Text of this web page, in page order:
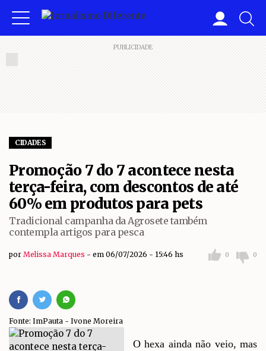
PUBLICIDADE
CIDADES
Promoção 7 do 7 acontece nesta
terça-feira, com descontos de até
60% em produtos para pets
Tradicional campanha da Agrosete também
contempla artigos para pesca
por Melissa Marques em 06/07/2026 - 15:46 hs 0 0
Fonte: ImPauta - Ivone Moreira
O hexa ainda não veio, mas